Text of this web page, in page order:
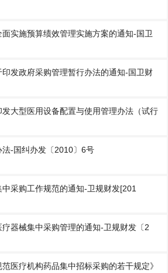
实施预算绩效管理实施方案的通知-国卫
发政府采购管理暂行办法的通知-国卫财
大型医用设备配置与使用管理办法（试行
-国纠办发〔2010〕6号
采购工作规范的通知-卫规财发[201
器械集中采购管理的通知-卫规财发〔2
医疗机构药品集中招标采购的若干规定》